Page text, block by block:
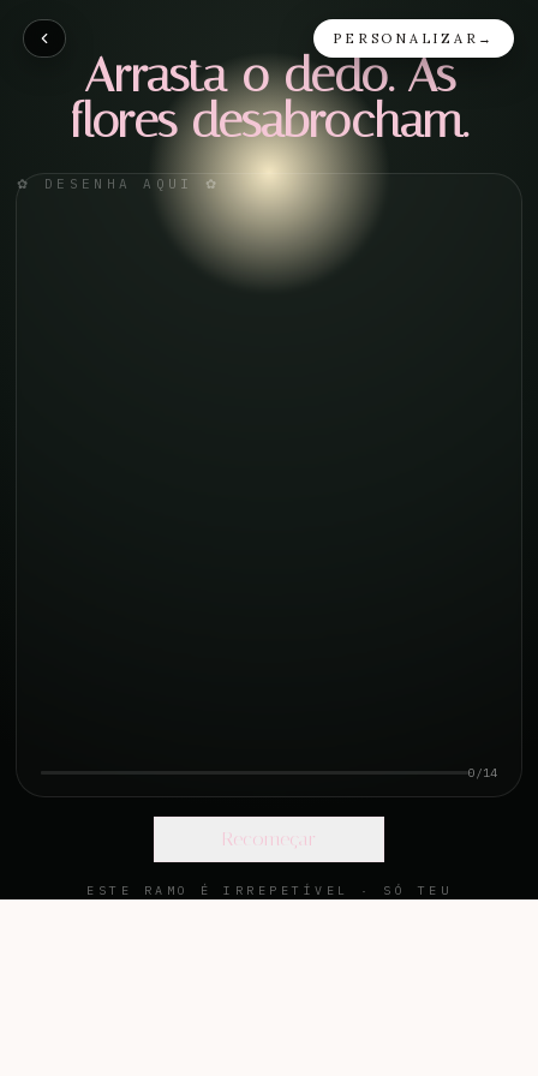
Arrasta o dedo. As
flores desabrocham.
✿ DESENHA AQUI ✿
0/14
Recomeçar
ESTE RAMO É IRREPETÍVEL · SÓ TEU
PERSONALIZAR →